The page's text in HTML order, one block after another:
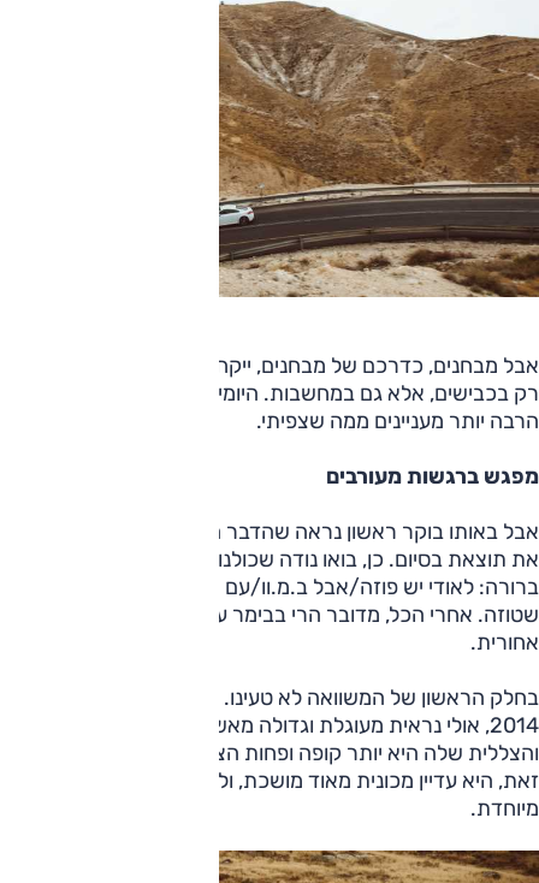
אבל מבחנים, כדרכם של מבחנים, ייקחו אותנו למרחק רב — לא
רק בכבישים, אלא גם במחשבות. היומיים הבאים, כך גיליתי, יהיו
הרבה יותר מעניינים ממה שצפיתי.
מפגש ברגשות מעורבים
אבל באותו בוקר ראשון נראה שהדבר המתסכל הוא בכך שידענו
את תוצאת בסיום. כן, בואו נודה שכולנו הגענו למבחן עם דעה
ברורה: לאודי יש פוזה/אבל ב.מ.וו/עם הנעה אחורית תכניס לה
שטוזה. אחרי הכל, מדובר הרי בבימר עם שתי דלתות ועם הנעה
אחורית.
2014, אולי נראית מעוגלת וגדולה מאשר בדור הראשון שלה,
והצללית שלה היא יותר קופה ופחות הצהרה עיצובית — ובכל
זאת, היא עדיין מכונית מאוד מושכת, וליד הב.מ.וו היא הרבה יותר
מיוחדת.